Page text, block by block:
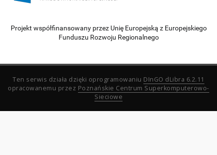
Projekt współfinansowany przez Unię Europejską z Europejskiego
Funduszu Rozwoju Regionalnego
Ten serwis działa dzięki oprogramowaniu DInGO dLibra 6.2.11
opracowanemu przez Poznańskie Centrum Superkomputerowo-
Sieciowe